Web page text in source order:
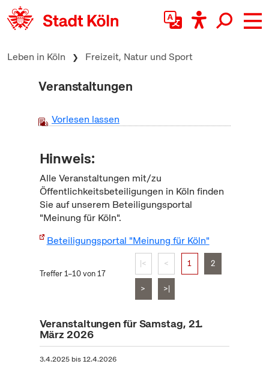
zum Inhalt springen
Leben in Köln Freizeit, Natur und Sport
Veranstaltungen
Vorlesen lassen
Hinweis:
Alle Veranstaltungen mit/zu
Öffentlichkeitsbeteiligungen in Köln finden
Sie auf unserem Beteiligungsportal
"Meinung für Köln".
Beteiligungsportal "Meinung für Köln"
Treffer 1–10 von 17
|< < 1 2
> >|
Veranstaltungen für Samstag, 21.
März 2026
3.4.2025bis12.4.2026